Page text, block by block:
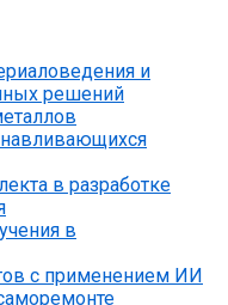
и
решений
в разработке
в
с применением ИИ